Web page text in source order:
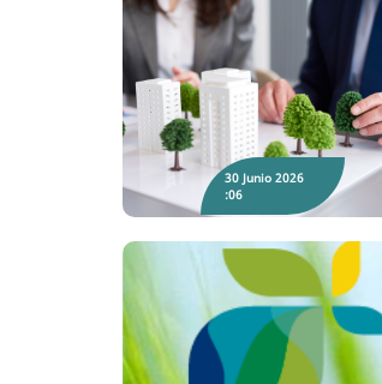
El poder de la administración local: así
están reduciendo emisiones más de 10.000
municipios europeos
30 Junio 2026
:06